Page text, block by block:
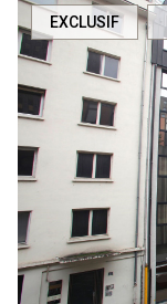
EXCLUSIF